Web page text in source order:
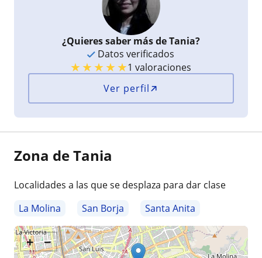
¿Quieres saber más de Tania?
Datos verificados
★★★★★1 valoraciones
Ver perfil
Zona de Tania
Localidades a las que se desplaza para dar clase
La Molina
San Borja Santa Anita
+ −